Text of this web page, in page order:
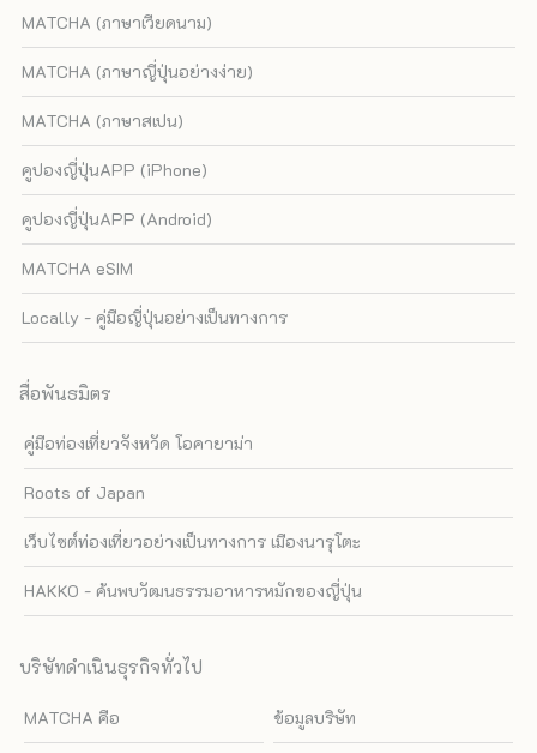
MATCHA (ภาษาเวียดนาม)
MATCHA (ภาษาญี่ปุ่นอย่างง่าย)
MATCHA (ภาษาสเปน)
คูปองญี่ปุ่นAPP (iPhone)
คูปองญี่ปุ่นAPP (Android)
MATCHA eSIM
Locally - คู่มือญี่ปุ่นอย่างเป็นทางการ
สื่อพันธมิตร
คู่มือท่องเที่ยวจังหวัด โอคายาม่า
Roots of Japan
เว็บไซต์ท่องเที่ยวอย่างเป็นทางการ เมืองนารุโตะ
HAKKO - ค้นพบวัฒนธรรมอาหารหมักของญี่ปุ่น
บริษัทดำเนินธุรกิจทั่วไป
MATCHA คือ ข้อมูลบริษัท